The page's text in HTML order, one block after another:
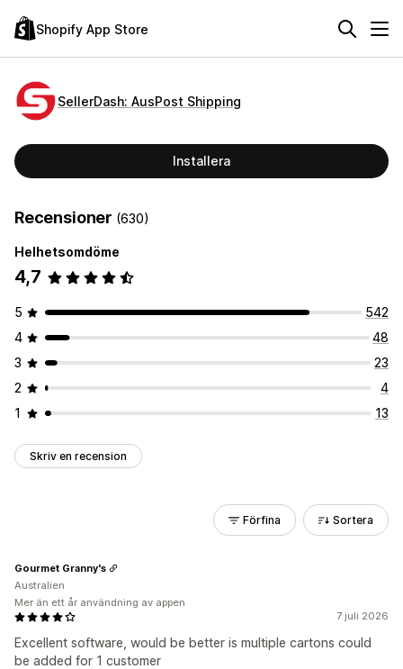
Shopify App Store
SellerDash: AusPost Shipping
Installera
Recensioner (630)
Helhetsomdöme
4,7
5
542
4
48
3
23
2
4
1
13
Skriv en recension
Förfina Sortera
7 juli 2026
Excellent software, would be better is multiple cartons could
be added for 1 customer
Gourmet Granny's
Australien
Mer än ett år användning av appen